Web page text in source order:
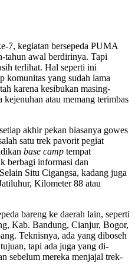
7, kegiatan bersepeda PUMA
tahun awal berdirinya. Tapi
terlihat. Hal seperti ini
komunitas yang sudah lama
karena kesibukan masing-
atau memang terimbas
akhir pekan biasanya gowes
satu trek pavorit pegiat
base camp tempat
berbagi informasi dan
Situ Cigangsa, kadang juga
Kilometer 88 atau
bareng ke daerah lain, seperti
Kab. Bandung, Cianjur, Bogor,
Teknisnya, ada yang diboseh
tapi ada juga yang di-
sebelum mereka menjajal trek-